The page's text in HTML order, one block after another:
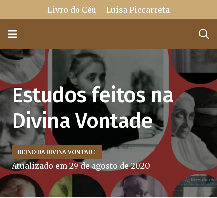
Livro do Céu – Luisa Piccarreta
Estudos feitos na
Divina Vontade
REINO DA DIVINA VONTADE
Atualizado em 29 de agosto de 2020